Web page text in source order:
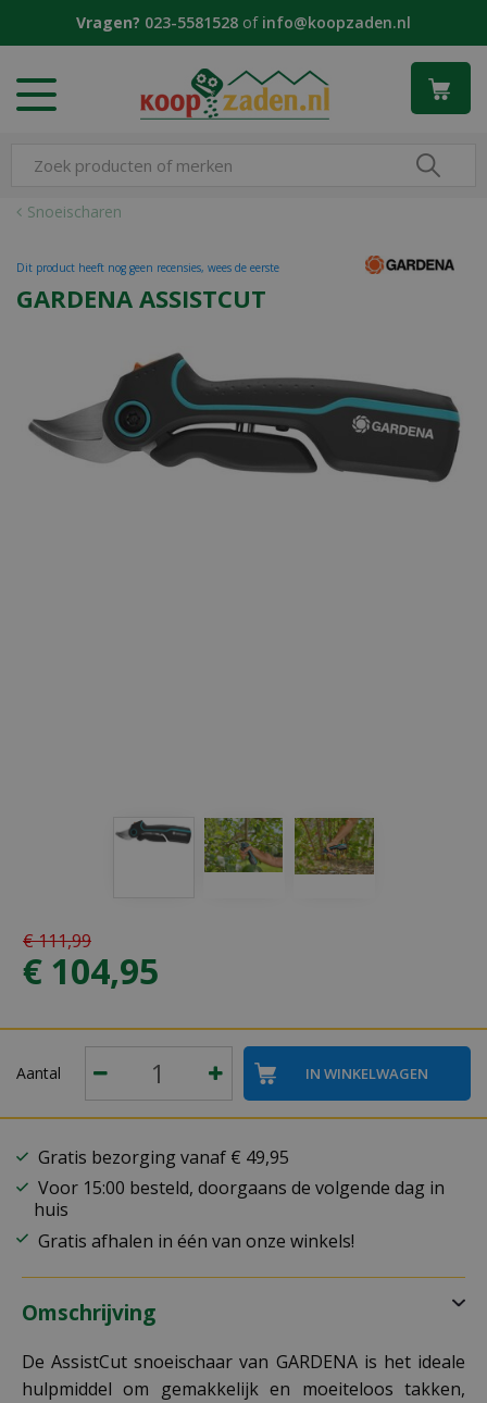
Snoeischaren
Vragen? 023-5581528 of info@koopzaden.nl
GARDENA ASSISTCUT
Dit product heeft nog geen recensies, wees de eerste
€111,99
€ 104,95
Aantal
Gratis bezorging vanaf € 49,95
Voor 15:00 besteld, doorgaans de volgende dag in
huis
Gratis afhalen in één van onze winkels!
Omschrijving
De AssistCut snoeischaar van GARDENA is het ideale
hulpmiddel om gemakkelijk en moeiteloos takken,